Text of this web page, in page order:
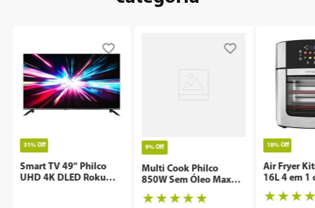
31% Off
Smart TV 49" Philco
UHD 4K DLED Roku
9% Off
Multi Cook Philco
850W Sem Óleo Maxx
Clean
★★★★★
18% Off
Air Fryer
16L 4 em 1
Rotisserie
★★★